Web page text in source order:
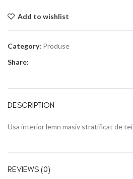
Add to wishlist
Category: Produse
Share:
DESCRIPTION
Usa interior lemn masiv stratificat de tei
REVIEWS (0)